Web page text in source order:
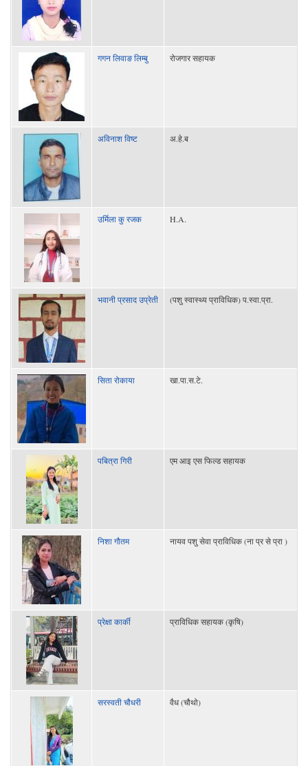
गगन लिवाङ लिम्बु रोजगार सहायक
अविनाश विष्ट अ.हे.ब
उर्मिला कु रजक H.A.
भवानी प्रसाद उप्रेती (पशु स्वास्थ्य प्राविधिक) प.स्वा.प्रा.
सिता रोकाया खा.पा.स.टे.
पबित्रा गिरी एम आइ एस फिल्ड सहायक
निशा गौतम नायव पशु सेवा प्राविधिक (ना प्र से प्रा )
प्रेक्षा कार्की प्राविधिक सहायक (कृषि)
सरस्वती चौधरी वैध (चौथो)